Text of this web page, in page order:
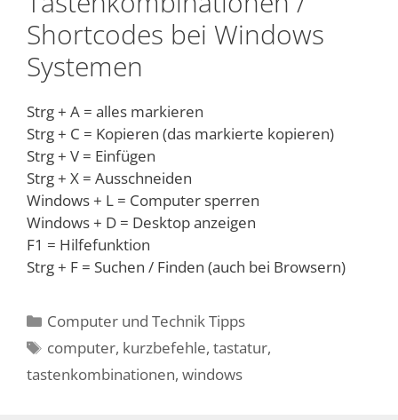
Shortcodes bei Windows
Systemen
Strg + A = alles markieren
Strg + C = Kopieren (das markierte kopieren)
Strg + V = Einfügen
Strg + X = Ausschneiden
Windows + L = Computer sperren
Windows + D = Desktop anzeigen
F1 = Hilfefunktion
Strg + F = Suchen / Finden (auch bei Browsern)
Kategorien
Computer und Technik Tipps
Schlagwörter
computer, kurzbefehle,tastatur,
tastenkombinationen, windows